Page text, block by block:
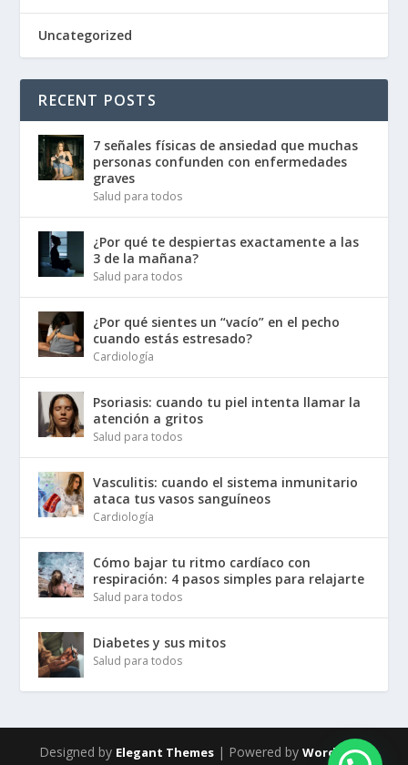
Uncategorized
RECENT POSTS
7 señales físicas de ansiedad que muchas
personas confunden con enfermedades
graves
Salud para todos
¿Por qué te despiertas exactamente a las
3 de la mañana?
Salud para todos
¿Por qué sientes un “vacío” en el pecho
cuando estás estresado?
Cardiología
Psoriasis: cuando tu piel intenta llamar la
atención a gritos
Salud para todos
Vasculitis: cuando el sistema inmunitario
ataca tus vasos sanguíneos
Cardiología
Cómo bajar tu ritmo cardíaco con
respiración: 4 pasos simples para relajarte
Salud para todos
Diabetes y sus mitos
Salud para todos
Designed by Elegant Themes | Powered by WordPress